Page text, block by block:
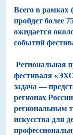
Всего в
пройдет более
ожидается
событий
Региональная
фестиваля
задача —
регионах
региональным
искусства для